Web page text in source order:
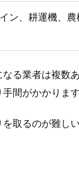
ン、耕運機、
る業者は複
間がかかります
取るのが難し